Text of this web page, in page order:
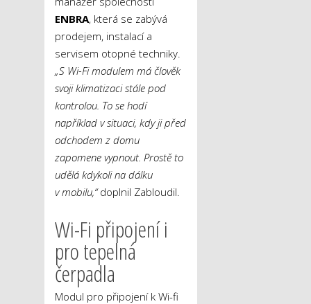
ENBRA, která se zabývá
prodejem, instalací a
servisem otopné techniky.
„S Wi-Fi modulem má člověk
svoji klimatizaci stále pod
kontrolou. To se hodí
například v situaci, kdy ji před
odchodem z domu
zapomene vypnout. Prostě to
udělá kdykoli na dálku
v mobilu,“doplnil Zabloudil.
Wi-Fi připojení i
pro tepelná
čerpadla
Modul pro připojení k Wi-fi